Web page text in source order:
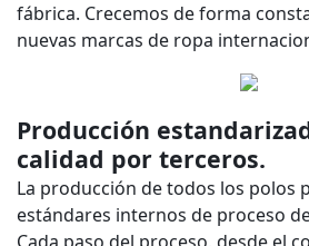
fábrica. Crecemos de forma
nuevas marcas de ropa
Producción
calidad por terceros.
La producción de todos los polos
estándares internos de proceso